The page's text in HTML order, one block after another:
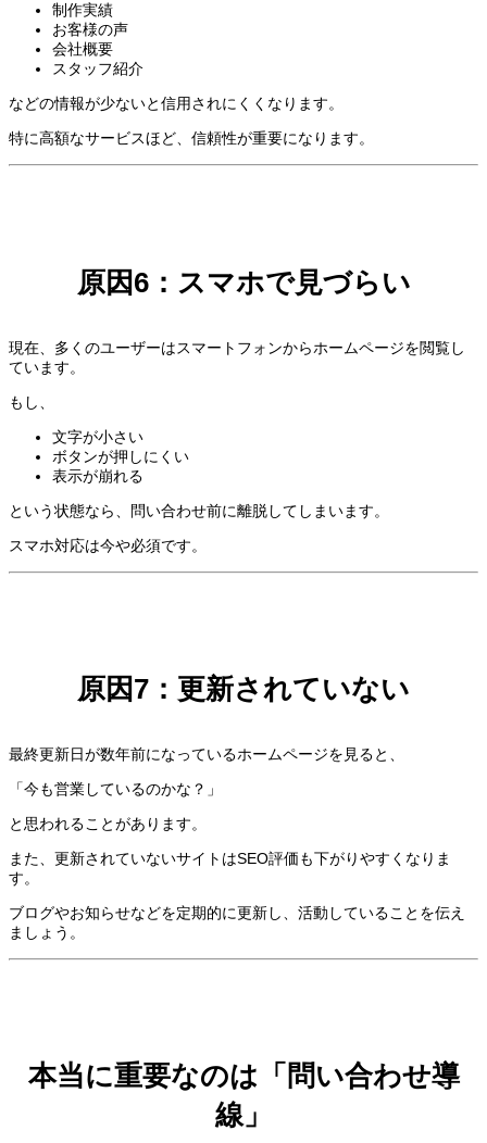
制作実績
お客様の声
会社概要
スタッフ紹介
などの情報が少ないと信用されにくくなります。
特に高額なサービスほど、信頼性が重要になります。
原因6：スマホで見づらい
現在、多くのユーザーはスマートフォンからホームページを閲覧し
ています。
もし、
文字が小さい
ボタンが押しにくい
表示が崩れる
という状態なら、問い合わせ前に離脱してしまいます。
スマホ対応は今や必須です。
原因7：更新されていない
最終更新日が数年前になっているホームページを見ると、
「今も営業しているのかな？」
と思われることがあります。
また、更新されていないサイトはSEO評価も下がりやすくなりま
す。
ブログやお知らせなどを定期的に更新し、活動していることを伝え
ましょう。
本当に重要なのは「問い合わせ導
線」